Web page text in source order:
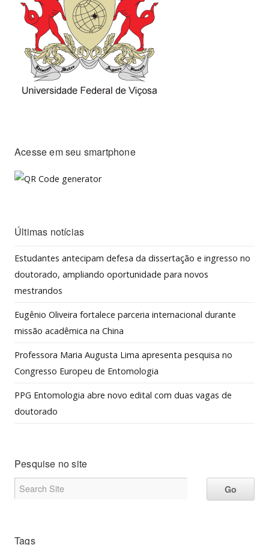
Acesse em seu smartphone
Últimas notícias
Estudantes antecipam defesa da dissertação e ingresso no
doutorado, ampliando oportunidade para novos
mestrandos
Eugênio Oliveira fortalece parceria internacional durante
missão acadêmica na China
Professora Maria Augusta Lima apresenta pesquisa no
Congresso Europeu de Entomologia
PPG Entomologia abre novo edital com duas vagas de
doutorado
Pesquise no site
Tags